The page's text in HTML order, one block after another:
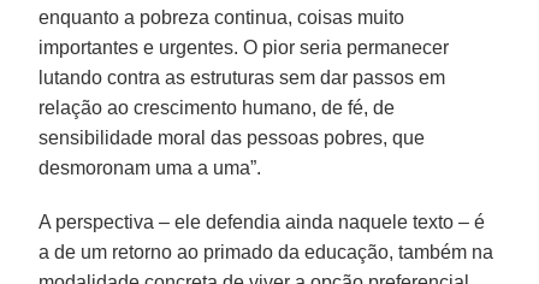
enquanto a pobreza continua, coisas muito
importantes e urgentes. O pior seria permanecer
lutando contra as estruturas sem dar passos em
relação ao crescimento humano, de fé, de
sensibilidade moral das pessoas pobres, que
desmoronam uma a uma”.
A perspectiva – ele defendia ainda naquele texto – é
a de um retorno ao primado da educação, também na